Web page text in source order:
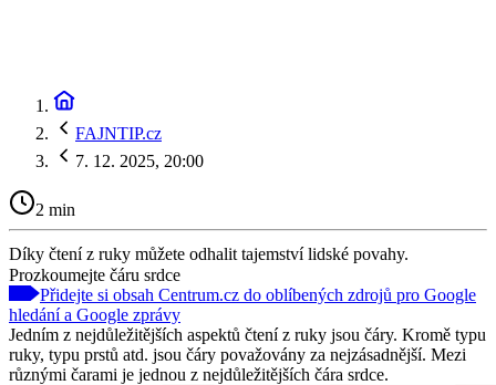
FAJNTIP.cz
7. 12. 2025, 20:00
2 min
Díky čtení z ruky můžete odhalit tajemství lidské povahy.
Prozkoumejte čáru srdce
Přidejte si obsah Centrum.cz do oblíbených zdrojů pro Google
hledání a Google zprávy
Jedním z nejdůležitějších aspektů čtení z ruky jsou čáry. Kromě typu
ruky, typu prstů atd. jsou čáry považovány za nejzásadnější. Mezi
různými čarami je jednou z nejdůležitějších čára srdce.